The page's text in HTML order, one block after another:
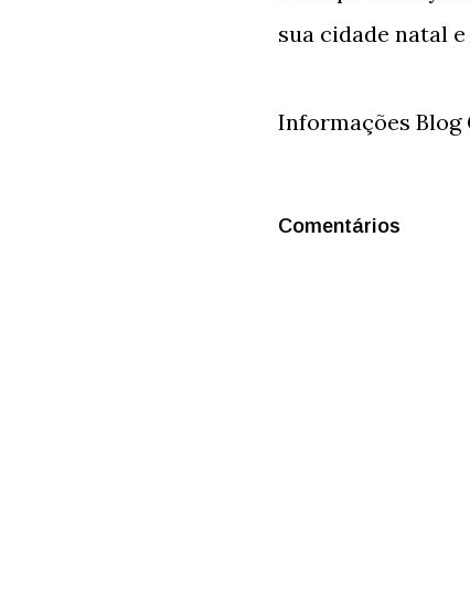
sua cidade natal
Informações
Comentários